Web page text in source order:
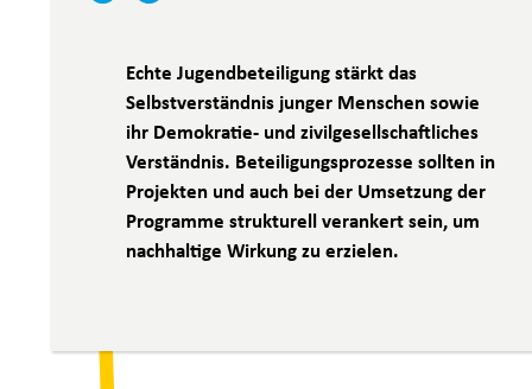
Echte Jugendbeteiligung stärkt das
Selbstverständnis junger Menschen sowie
ihr Demokratie- und zivilgesellschaftliches
Verständnis. Beteiligungsprozesse sollten in
Projekten und auch bei der Umsetzung der
Programme strukturell verankert sein, um
nachhaltige Wirkung zu erzielen.